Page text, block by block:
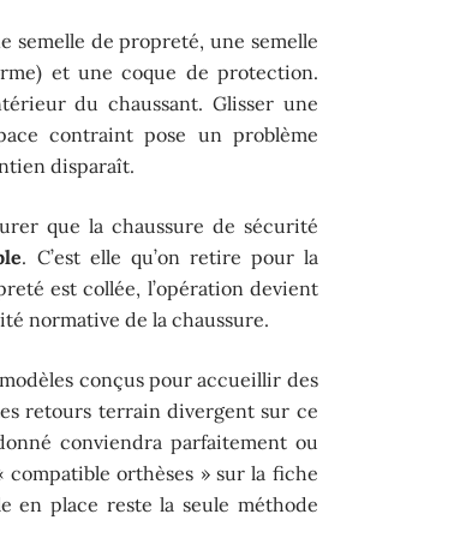
semelle de propreté, une semelle
et une coque de protection.
du chaussant. Glisser une
contraint pose un problème
disparaît.
que la chaussure de sécurité
. C’est elle qu’on retire pour la
est collée, l’opération devient
normative de la chaussure.
conçus pour accueillir des
retours terrain divergent sur ce
conviendra parfaitement ou
orthèses » sur la fiche
en place reste la seule méthode